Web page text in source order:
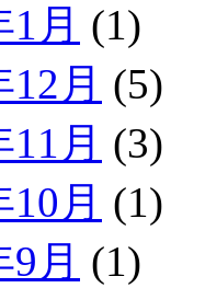
月 (1)
月 (5)
月 (3)
月 (1)
月 (1)